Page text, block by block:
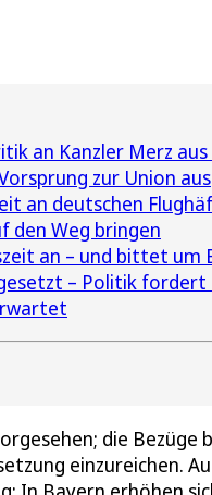
an Kanzler Merz aus
zur Union aus
an deutschen
den Weg bringen
an – und bittet um
– Politik fordert
die Bezüge
einzureichen.